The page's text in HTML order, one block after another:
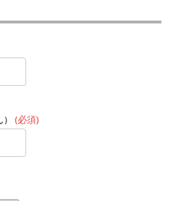
(必須)